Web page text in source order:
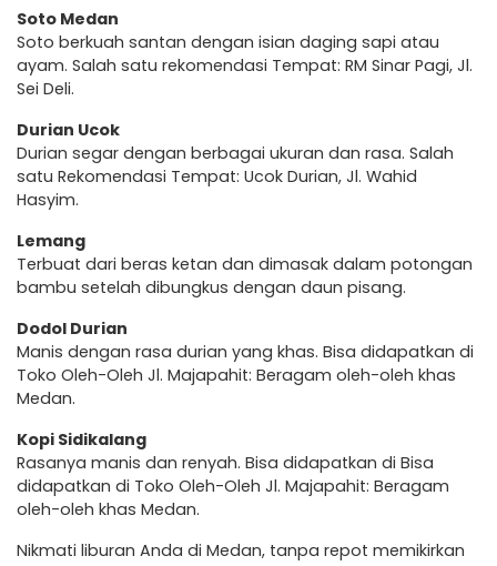
Soto Medan
Soto berkuah santan dengan isian daging sapi atau
ayam. Salah satu rekomendasi Tempat: RM Sinar Pagi, Jl.
Sei Deli.
Durian Ucok
Durian segar dengan berbagai ukuran dan rasa. Salah
satu Rekomendasi Tempat: Ucok Durian, Jl. Wahid
Hasyim.
Lemang
Terbuat dari beras ketan dan dimasak dalam potongan
bambu setelah dibungkus dengan daun pisang.
Dodol Durian
Manis dengan rasa durian yang khas. Bisa didapatkan di
Toko Oleh-Oleh Jl. Majapahit: Beragam oleh-oleh khas
Medan.
Kopi Sidikalang
Rasanya manis dan renyah. Bisa didapatkan di Bisa
didapatkan di Toko Oleh-Oleh Jl. Majapahit: Beragam
oleh-oleh khas Medan.
Nikmati liburan Anda di Medan, tanpa repot memikirkan